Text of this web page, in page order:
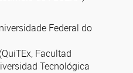
Federal do
Facultad
Tecnológica